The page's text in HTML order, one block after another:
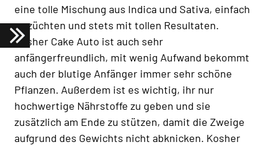
eine tolle Mischung aus Indica und Sativa, einfach
zu züchten und stets mit tollen Resultaten.
Kosher Cake Auto ist auch sehr
anfängerfreundlich, mit wenig Aufwand bekommt
auch der blutige Anfänger immer sehr schöne
Pflanzen. Außerdem ist es wichtig, ihr nur
hochwertige Nährstoffe zu geben und sie
zusätzlich am Ende zu stützen, damit die Zweige
aufgrund des Gewichts nicht abknicken. Kosher